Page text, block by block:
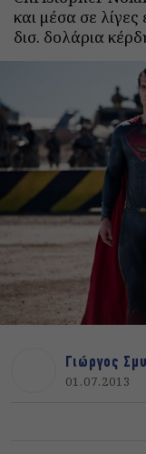
και μέσα σε
δισ. δολάρια
Γιώργος
01.07.2013